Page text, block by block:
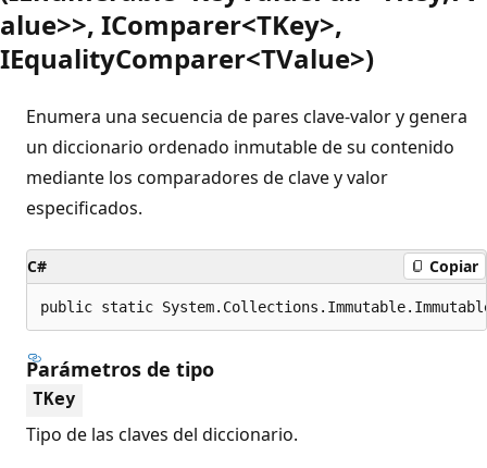
alue>>, IComparer<TKey>,
IEqualityComparer<TValue>)
Enumera una secuencia de pares clave-valor y genera
un diccionario ordenado inmutable de su contenido
mediante los comparadores de clave y valor
especificados.
C# Copiar
public static
Parámetros de tipo
TKey
Tipo de las claves del diccionario.